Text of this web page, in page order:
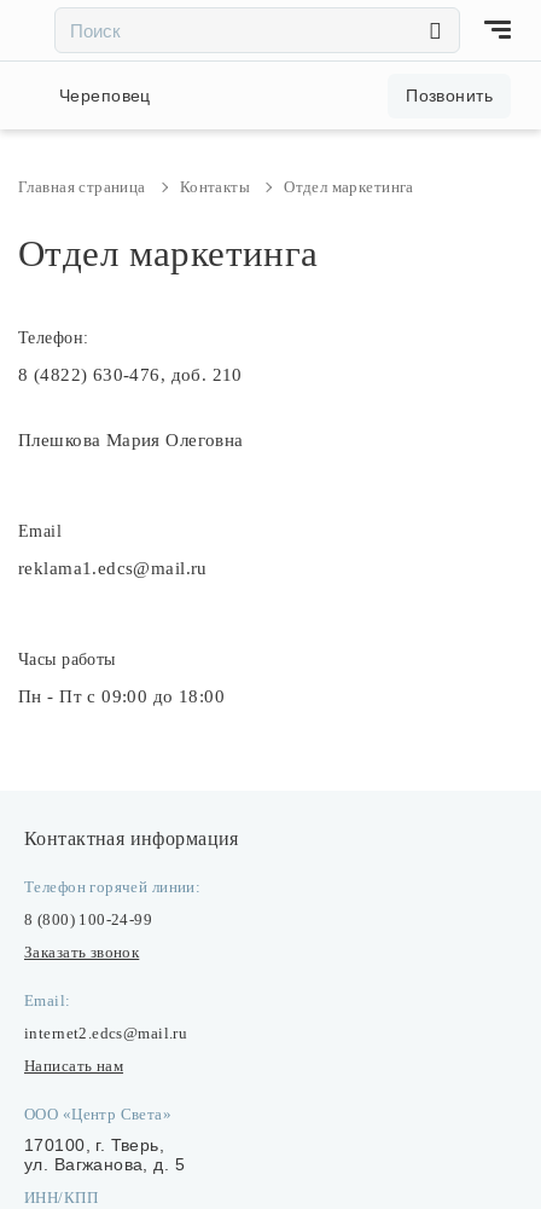
Акции и скидки
Настольные лампы
Торшеры
Уличное освещение
Светодиодная лента
Предметы интерьера
Комплектующие
Череповец Позвонить
Главная страница Контакты Отдел маркетинга
Отдел маркетинга
Телефон:
8 (4822) 630-476, доб. 210
Плешкова Мария Олеговна
Email
reklama1.edcs@mail.ru
Часы работы
Пн - Пт с 09:00 до 18:00
Контактная информация
Телефон горячей линии:
8 (800) 100-24-99
Заказать звонок
Email:
internet2.edcs@mail.ru
Написать нам
ООО «Центр Света»
170100, г. Тверь,
ул. Вагжанова, д. 5
ИНН/КПП
××